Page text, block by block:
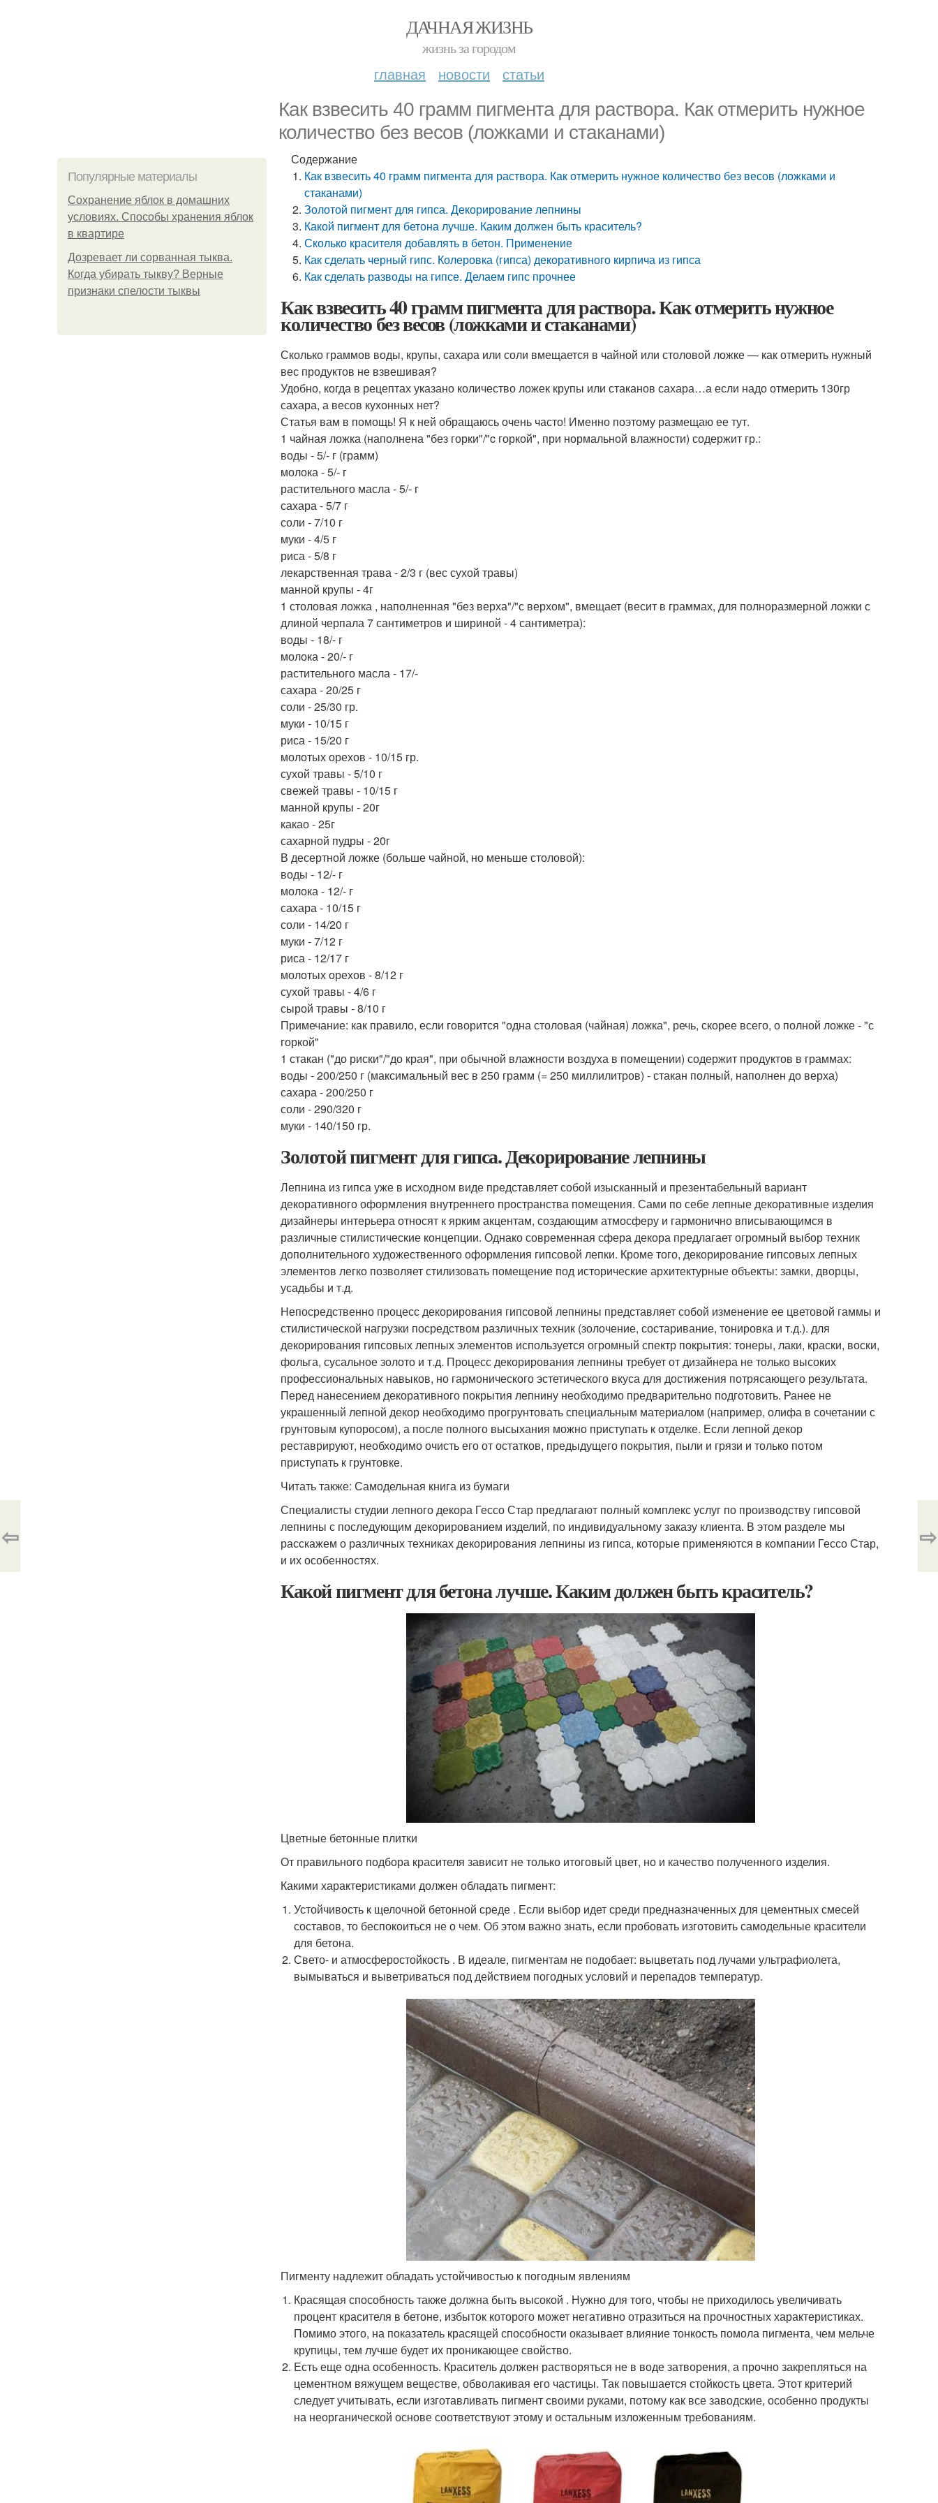
ДАЧНАЯ ЖИЗНЬ
жизнь за городом
главная новости статьи
Как взвесить 40 грамм пигмента для раствора. Как отмерить нужное
количество без весов (ложками и стаканами)
Популярные материалы
Сохранение яблок в домашних
условиях. Способы хранения яблок
в квартире
Дозревает ли сорванная тыква.
Когда убирать тыкву? Верные
признаки спелости тыквы
Содержание
Как взвесить 40 грамм пигмента для раствора. Как отмерить нужное количество без весов (ложками и
стаканами)
Золотой пигмент для гипса. Декорирование лепнины
Какой пигмент для бетона лучше. Каким должен быть краситель?
Сколько красителя добавлять в бетон. Применение
Как сделать черный гипс. Колеровка (гипса) декоративного кирпича из гипса
Как сделать разводы на гипсе. Делаем гипс прочнее
Как взвесить 40 грамм пигмента для раствора. Как отмерить нужное
количество без весов (ложками и стаканами)
Сколько граммов воды, крупы, сахара или соли вмещается в чайной или столовой ложке — как отмерить нужный
вес продуктов не взвешивая?
Удобно, когда в рецептах указано количество ложек крупы или стаканов сахара…а если надо отмерить 130гр
сахара, а весов кухонных нет?
Статья вам в помощь! Я к ней обращаюсь очень часто! Именно поэтому размещаю ее тут.
1 чайная ложка (наполнена "без горки"/"c горкой", при нормальной влажности) содержит гр.:
воды - 5/- г (грамм)
молока - 5/- г
растительного масла - 5/- г
сахара - 5/7 г
соли - 7/10 г
муки - 4/5 г
риса - 5/8 г
лекарственная трава - 2/3 г (вес сухой травы)
манной крупы - 4г
1 столовая ложка , наполненная "без верха"/"с верхом", вмещает (весит в граммах, для полноразмерной ложки с
длиной черпала 7 сантиметров и шириной - 4 сантиметра):
воды - 18/- г
молока - 20/- г
растительного масла - 17/-
сахара - 20/25 г
соли - 25/30 гр.
муки - 10/15 г
риса - 15/20 г
молотых орехов - 10/15 гр.
сухой травы - 5/10 г
свежей травы - 10/15 г
манной крупы - 20г
какао - 25г
сахарной пудры - 20г
В десертной ложке (больше чайной, но меньше столовой):
воды - 12/- г
молока - 12/- г
сахара - 10/15 г
соли - 14/20 г
муки - 7/12 г
риса - 12/17 г
молотых орехов - 8/12 г
сухой травы - 4/6 г
сырой травы - 8/10 г
Примечание: как правило, если говорится "одна столовая (чайная) ложка", речь, скорее всего, о полной ложке - "с
горкой"
1 стакан ("до риски"/"до края", при обычной влажности воздуха в помещении) содержит продуктов в граммах:
воды - 200/250 г (максимальный вес в 250 грамм (= 250 миллилитров) - стакан полный, наполнен до верха)
сахара - 200/250 г
соли - 290/320 г
муки - 140/150 гр.
Золотой пигмент для гипса. Декорирование лепнины
Лепнина из гипса уже в исходном виде представляет собой изысканный и презентабельный вариант
декоративного оформления внутреннего пространства помещения. Сами по себе лепные декоративные изделия
дизайнеры интерьера относят к ярким акцентам, создающим атмосферу и гармонично вписывающимся в
различные стилистические концепции. Однако современная сфера декора предлагает огромный выбор техник
дополнительного художественного оформления гипсовой лепки. Кроме того, декорирование гипсовых лепных
элементов легко позволяет стилизовать помещение под исторические архитектурные объекты: замки, дворцы,
усадьбы и т.д.
Непосредственно процесс декорирования гипсовой лепнины представляет собой изменение ее цветовой гаммы и
стилистической нагрузки посредством различных техник (золочение, состаривание, тонировка и т.д.). для
декорирования гипсовых лепных элементов используется огромный спектр покрытия: тонеры, лаки, краски, воски,
фольга, сусальное золото и т.д. Процесс декорирования лепнины требует от дизайнера не только высоких
профессиональных навыков, но гармонического эстетического вкуса для достижения потрясающего результата.
Перед нанесением декоративного покрытия лепнину необходимо предварительно подготовить. Ранее не
украшенный лепной декор необходимо прогрунтовать специальным материалом (например, олифа в сочетании с
грунтовым купоросом), а после полного высыхания можно приступать к отделке. Если лепной декор
реставрируют, необходимо очисть его от остатков, предыдущего покрытия, пыли и грязи и только потом
приступать к грунтовке.
Читать также: Самодельная книга из бумаги
Специалисты студии лепного декора Гессо Стар предлагают полный комплекс услуг по производству гипсовой
лепнины с последующим декорированием изделий, по индивидуальному заказу клиента. В этом разделе мы
расскажем о различных техниках декорирования лепнины из гипса, которые применяются в компании Гессо Стар,
и их особенностях.
Какой пигмент для бетона лучше. Каким должен быть краситель?
Цветные бетонные плитки
От правильного подбора красителя зависит не только итоговый цвет, но и качество полученного изделия.
Какими характеристиками должен обладать пигмент:
Устойчивость к щелочной бетонной среде . Если выбор идет среди предназначенных для цементных смесей
составов, то беспокоиться не о чем. Об этом важно знать, если пробовать изготовить самодельные красители
для бетона.
Свето- и атмосферостойкость . В идеале, пигментам не подобает: выцветать под лучами ультрафиолета,
вымываться и выветриваться под действием погодных условий и перепадов температур.
Пигменту надлежит обладать устойчивостью к погодным явлениям
Красящая способность также должна быть высокой . Нужно для того, чтобы не приходилось увеличивать
процент красителя в бетоне, избыток которого может негативно отразиться на прочностных характеристиках.
Помимо этого, на показатель красящей способности оказывает влияние тонкость помола пигмента, чем мельче
крупицы, тем лучше будет их проникающее свойство.
Есть еще одна особенность. Краситель должен растворяться не в воде затворения, а прочно закрепляться на
цементном вяжущем веществе, обволакивая его частицы. Так повышается стойкость цвета. Этот критерий
следует учитывать, если изготавливать пигмент своими руками, потому как все заводские, особенно продукты
на неорганической основе соответствуют этому и остальным изложенным требованиям.
⇦ ⇨